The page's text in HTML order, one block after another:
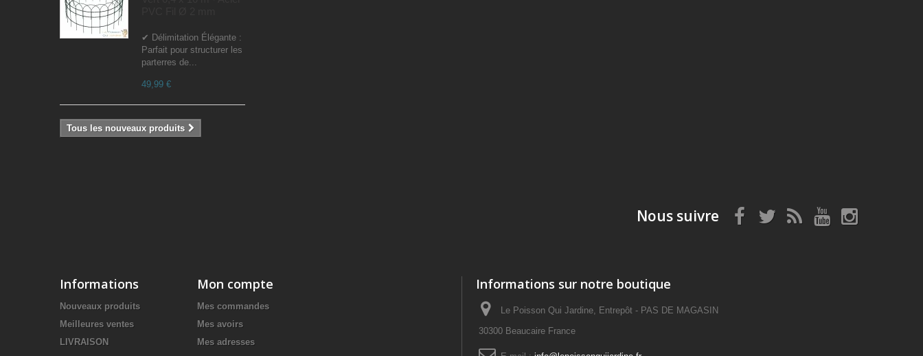
✔ Délimitation Élégante :
Parfait pour structurer les
parterres de...
49,99 €
Tous les nouveaux produits
Nous suivre
Informations
Nouveaux produits
Meilleures ventes
LIVRAISON
Mon compte
Mes commandes
Mes avoirs
Mes adresses
Informations sur notre boutique
Le Poisson Qui Jardine, Entrepôt - PAS DE MAGASIN
30300 Beaucaire France